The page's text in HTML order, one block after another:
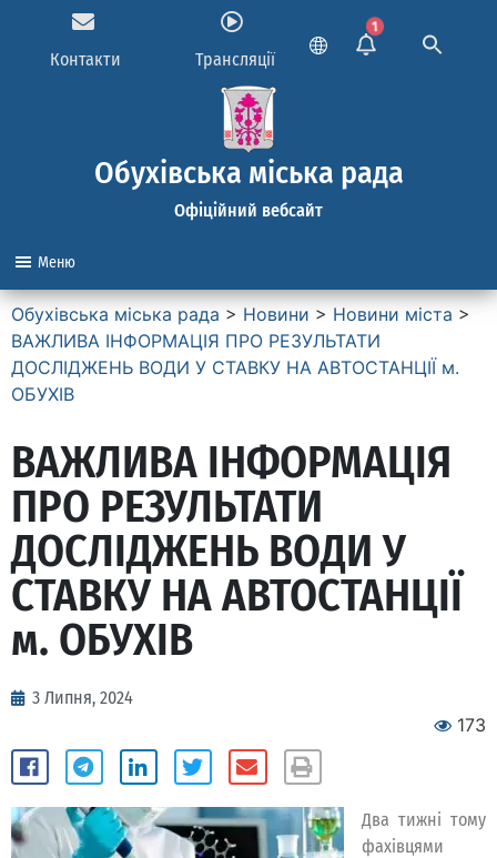
Контакти Трансляції
1
Обухівська міська рада
Офіційний вебсайт
Меню
Обухівська міська рада > Новини > Новини міста >
ВАЖЛИВА ІНФОРМАЦІЯ ПРО РЕЗУЛЬТАТИ
ДОСЛІДЖЕНЬ ВОДИ У СТАВКУ НА АВТОСТАНЦІЇ м.
ОБУХІВ
ВАЖЛИВА ІНФОРМАЦІЯ
ПРО РЕЗУЛЬТАТИ
ДОСЛІДЖЕНЬ ВОДИ У
СТАВКУ НА АВТОСТАНЦІЇ
м. ОБУХІВ
3 Липня, 2024
173
Два тижні тому
фахівцями